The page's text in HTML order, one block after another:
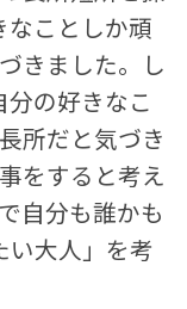
なことしか頑
きました。し
の好きなこ
所だと気づき
をすると考え
自分も誰かも
い大人」を考